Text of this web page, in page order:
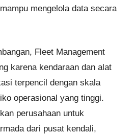
mengelola data secara
Fleet Management
karena kendaraan dan alat
terpencil dengan skala
operasional yang tinggi.
perusahaan untuk
dari pusat kendali,